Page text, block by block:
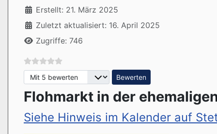
Erstellt: 21. März 2025
Zuletzt aktualisiert: 16. April 2025
Zugriffe: 746
Bitte bewerten
Flohmarkt in der
Siehe Hinweis im Kalender auf